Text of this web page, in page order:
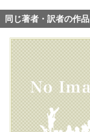
同じ著者・訳者の作品